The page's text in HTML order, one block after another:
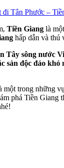
đi Tân Phước –
Tiền Giang là
hấp dẫn và thú
Tây sông nước
sản độc đáo
một trong những
phá Tiền Giang